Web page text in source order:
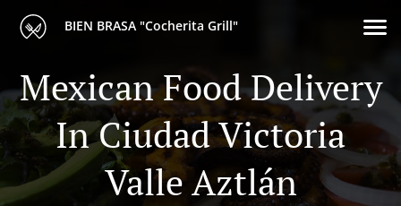
BIEN BRASA "Cocherita Grill"
Mexican Food Delivery
In Ciudad Victoria
Valle Aztlán